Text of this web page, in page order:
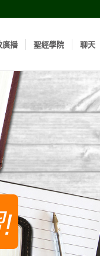
廣播 聖經學院 聊天